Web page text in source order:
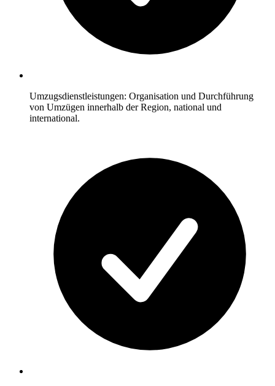
Umzugsdienstleistungen: Organisation und Durchführung
von Umzügen innerhalb der Region, national und
international.